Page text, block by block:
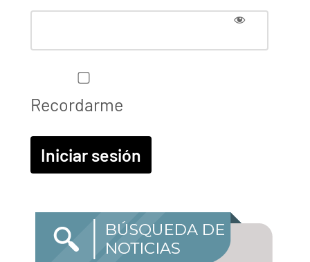
Recordarme